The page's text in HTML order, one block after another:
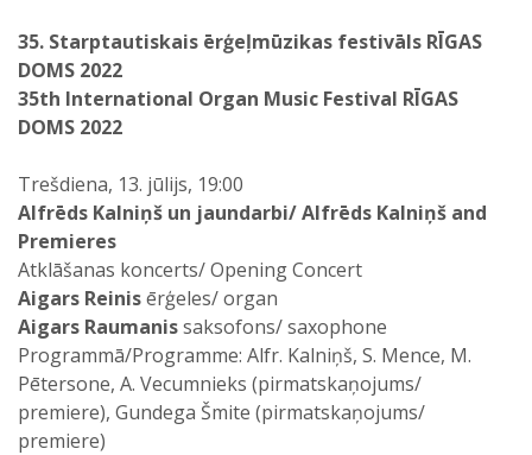
35. Starptautiskais ērģeļmūzikas festivāls RĪGAS
DOMS 2022
35th International Organ Music Festival RĪGAS
DOMS 2022
Trešdiena, 13. jūlijs, 19:00
Alfrēds Kalniņš un jaundarbi/ Alfrēds Kalniņš and
Premieres
Atklāšanas koncerts/ Opening Concert
Aigars Reinisērģeles/ organ
Aigars Raumanissaksofons/ saxophone
Programmā/Programme: Alfr. Kalniņš, S. Mence, M.
Pētersone, A. Vecumnieks (pirmatskaņojums/
premiere), Gundega Šmite (pirmatskaņojums/
premiere)